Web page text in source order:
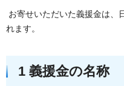
お寄せいただいた義援金は、
れます。
1 義援金の名称